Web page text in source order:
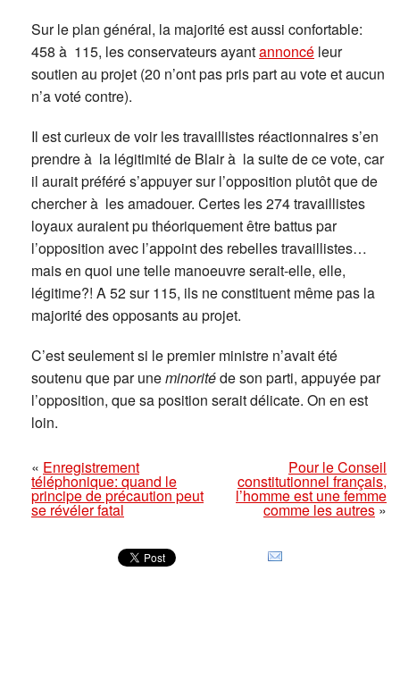
Sur le plan général, la majorité est aussi confortable:
458 à 115, les conservateurs ayantannoncé leur
soutien au projet (20 n’ont pas pris part au vote et aucun
n’a voté contre).
Il est curieux de voir les travaillistes réactionnaires s’en
prendre à la légitimité de Blair à la suite de ce vote, car
il aurait préféré s’appuyer sur l’opposition plutôt que de
chercher à les amadouer. Certes les 274 travaillistes
loyaux auraient pu théoriquement être battus par
l’opposition avec l’appoint des rebelles travaillistes…
mais en quoi une telle manoeuvre serait-elle, elle,
légitime?! A 52 sur 115, ils ne constituent même pas la
majorité des opposants au projet.
C’est seulement si le premier ministre n’avait été
soutenu que par uneminoritéde son parti, appuyée par
l’opposition, que sa position serait délicate. On en est
loin.
« Enregistrement
téléphonique: quand le
principe de précaution peut
se révéler fatal
Pour le Conseil
constitutionnel français,
l’homme est une femme
comme les autres»